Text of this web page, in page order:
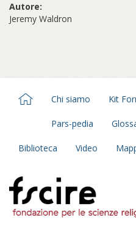
Autore:
Jeremy Waldron
Chi siamo Kit
Pars-pedia
Biblioteca Video